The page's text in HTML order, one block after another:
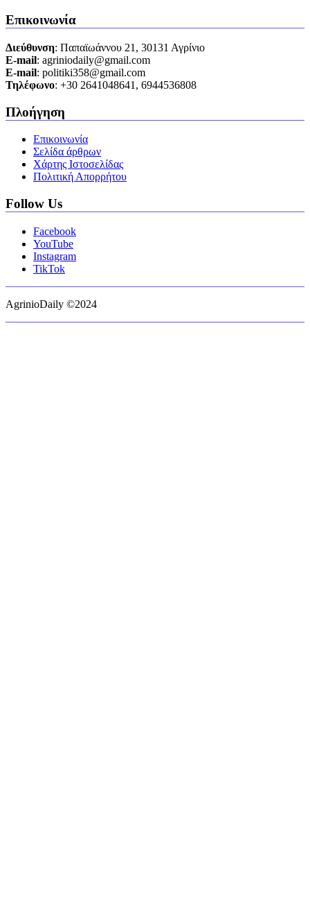
Επικοινωνία
Διεύθυνση: Παπαϊωάννου 21, 30131 Αγρίνιο
Ε-mail: agriniodaily@gmail.com
Ε-mail: politiki358@gmail.com
Τηλέφωνο: +30 2641048641, 6944536808
Πλοήγηση
Επικοινωνία
Σελίδα άρθρων
Χάρτης Ιστοσελίδας
Πολιτική Απορρήτου
Follow Us
Facebook
YouTube
Instagram
TikTok
AgrinioDaily ©2024